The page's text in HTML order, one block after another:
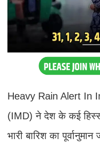
Heavy Rain Alert In
(IMD) ने देश के कई
भारी बारिश का